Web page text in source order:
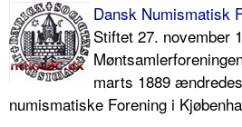
Dansk Numismatisk
Stiftet 27. november
marts 1889
numismatiske Forening i